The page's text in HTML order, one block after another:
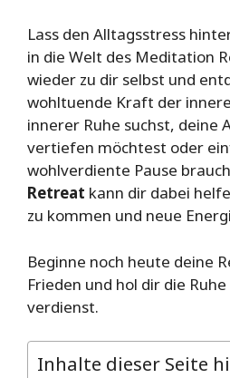
Lass den Alltagsstress
in die Welt des Meditation
wieder zu dir selbst und
wohltuende Kraft der
innerer Ruhe suchst, deine
vertiefen möchtest oder
wohlverdiente Pause
Retreat kann dir dabei
zu kommen und neue
Beginne noch heute deine
Frieden und hol dir die
verdienst.
Inhalte dieser Seite